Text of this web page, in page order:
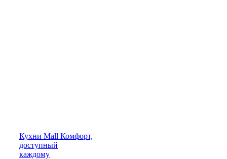
Кухни Mall Комфорт,
доступный
каждому